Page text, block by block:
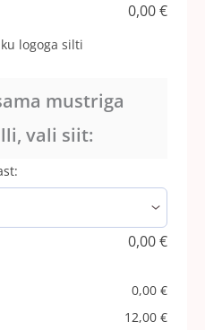
0,00€
logoga silti
mustriga
vali siit:
0,00€
0,00 €
12,00 €